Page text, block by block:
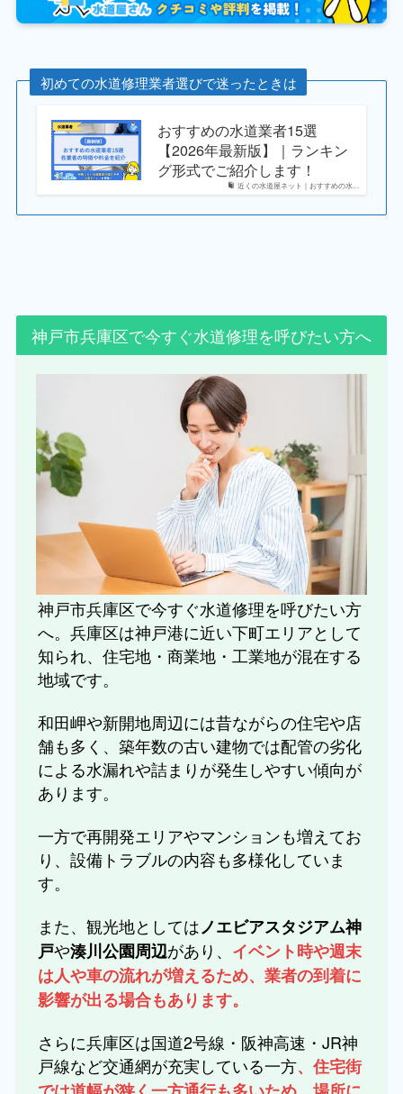
初めての水道修理業者選びで迷ったときは
近くの水道屋ネット｜おすすめの水...
おすすめの水道業者15選
【2026年最新版】｜ランキン
グ形式でご紹介します！
神戸市兵庫区で今すぐ水道修理を呼びたい方へ
神戸市兵庫区で今すぐ水道修理を呼びたい方
へ。兵庫区は神戸港に近い下町エリアとして
知られ、住宅地・商業地・工業地が混在する
地域です。
和田岬や新開地周辺には昔ながらの住宅や店
舗も多く、築年数の古い建物では配管の劣化
による水漏れや詰まりが発生しやすい傾向が
あります。
一方で再開発エリアやマンションも増えてお
り、設備トラブルの内容も多様化していま
す。
また、観光地としてはノエビアスタジアム神
戸や湊川公園周辺があり、 イベント時や週末
は人や車の流れが増えるため、業者の到着に
影響が出る場合もあります。
さらに兵庫区は国道2号線・阪神高速・JR神
戸線など交通網が充実している一方、住宅街